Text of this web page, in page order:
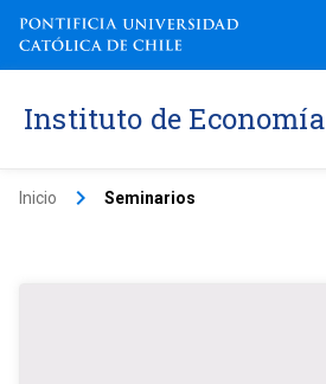
Instituto de Economía
Inicio keyboard_arrow_right Seminarios